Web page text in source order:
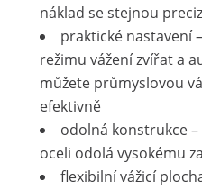
náklad se stejnou
praktické nastavení
režimu vážení zvířat a
můžete průmyslovou
efektivně
odolná konstrukce –
oceli odolá vysokému
flexibilní vážicí